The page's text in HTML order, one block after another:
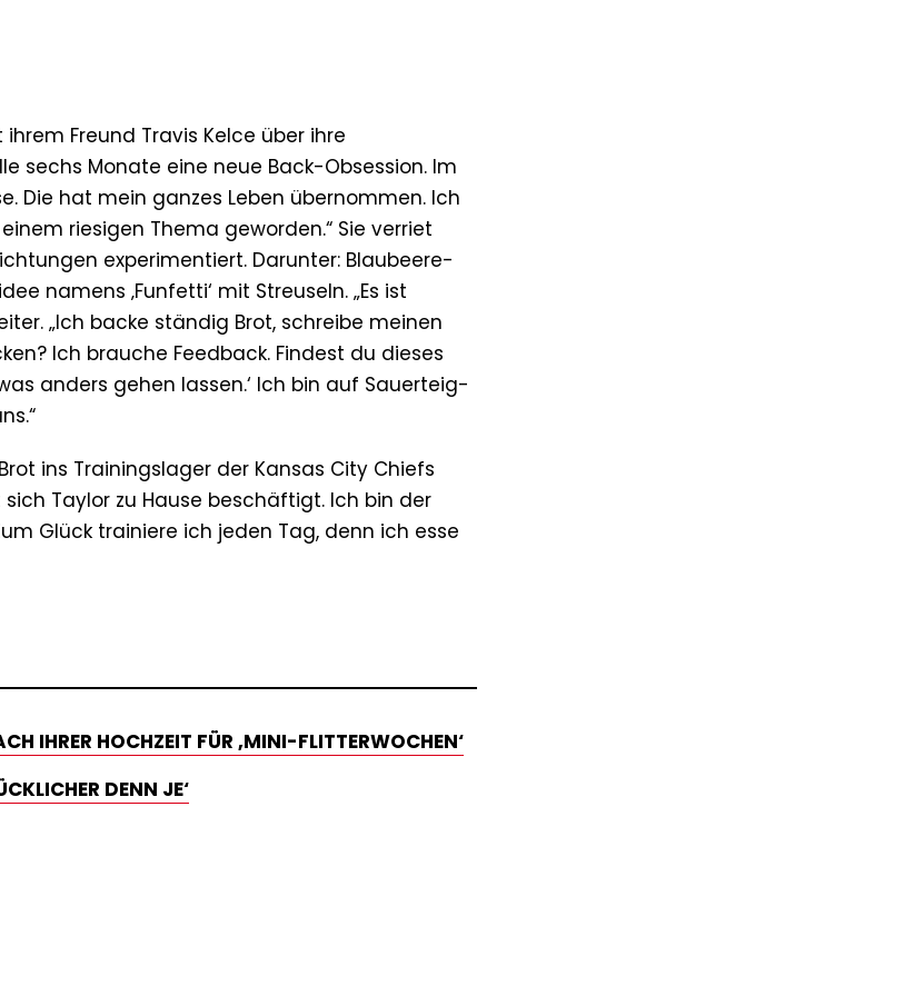
Freund Travis Kelce über ihre
sechs Monate eine neue Back-Obsession. Im
Die hat mein ganzes Leben übernommen. Ich
riesigen Thema geworden.“ Sie verriet
experimentiert. Darunter: Blaubeere-
namens ‚Funfetti‘ mit Streuseln. „Es ist
„Ich backe ständig Brot, schreibe meinen
Ich brauche Feedback. Findest du dieses
anders gehen lassen.‘ Ich bin auf Sauerteig-
ins Trainingslager der Kansas City Chiefs
Taylor zu Hause beschäftigt. Ich bin der
Glück trainiere ich jeden Tag, denn ich esse
IHRER HOCHZEIT FÜR ‚MINI-FLITTERWOCHEN‘
DENN JE‘